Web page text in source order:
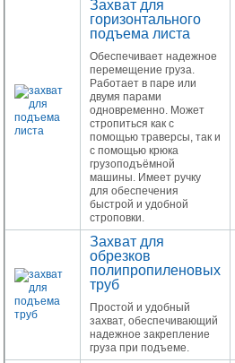
Захват для
горизонтального
подъема листа
Обеспечивает надежное
перемещение груза.
Работает в паре или
двумя парами
одновременно. Может
стропиться как с
помощью траверсы, так и
с помощью крюка
грузоподъёмной
машины. Имеет ручку
для обеспечения
быстрой и удобной
строповки.
Захват для
обрезков
полипропиленовых
труб
Простой и удобный
захват, обеспечивающий
надежное закрепление
груза при подъеме.